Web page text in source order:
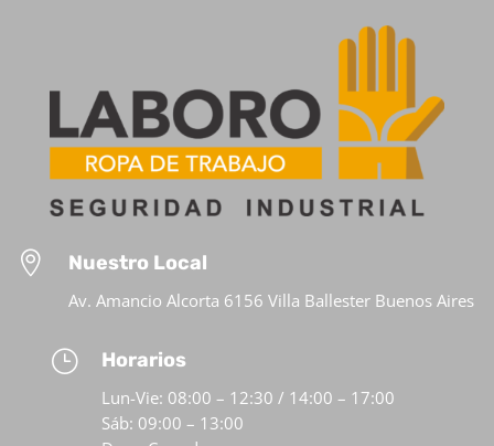
 Nuestro Local
Av. Amancio Alcorta 6156 Villa Ballester Buenos Aires
} Horarios
Lun-Vie: 08:00 – 12:30 / 14:00 – 17:00
Sáb: 09:00 – 13:00